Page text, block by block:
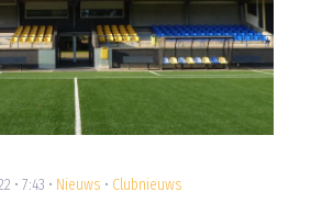
• 7:43 • Nieuws • Clubnieuws